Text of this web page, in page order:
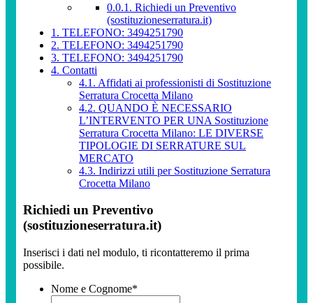
0.0.1. Richiedi un Preventivo
(sostituzioneserratura.it)
1. TELEFONO: 3494251790
2. TELEFONO: 3494251790
3. TELEFONO: 3494251790
4. Contatti
4.1. Affidati ai professionisti di Sostituzione
Serratura Crocetta Milano
4.2. QUANDO È NECESSARIO
L’INTERVENTO PER UNA Sostituzione
Serratura Crocetta Milano: LE DIVERSE
TIPOLOGIE DI SERRATURE SUL
MERCATO
4.3. Indirizzi utili per Sostituzione Serratura
Crocetta Milano
Richiedi un Preventivo
(sostituzioneserratura.it)
Inserisci i dati nel modulo, ti ricontatteremo il prima
possibile.
Nome e Cognome*